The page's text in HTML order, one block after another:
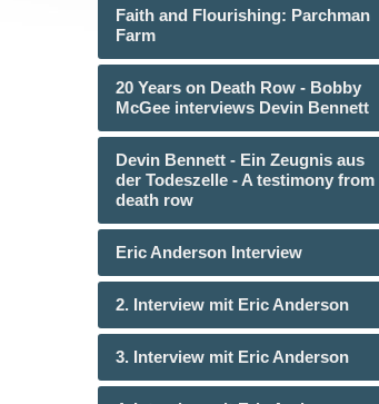
Faith and Flourishing: Parchman
Farm
20 Years on Death Row - Bobby
McGee interviews Devin Bennett
Devin Bennett - Ein Zeugnis aus
der Todeszelle - A testimony from
death row
Eric Anderson Interview
2. Interview mit Eric Anderson
3. Interview mit Eric Anderson